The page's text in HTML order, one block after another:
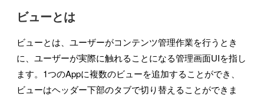
ビューとは
ビューとは、ユーザーがコンテンツ管理作業を行うとき
に、ユーザーが実際に触れることになる管理画面UIを指し
ます。1つのAppに複数のビューを追加することができ、
ビューはヘッダー下部のタブで切り替えることができま